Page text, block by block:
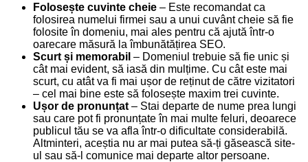
Folosește cuvinte cheie – Este recomandat ca
folosirea numelui firmei sau a unui cuvânt cheie să fie
folosite în domeniu, mai ales pentru că ajută într-o
oarecare măsură la îmbunătățirea SEO.
Scurt și memorabil – Domeniul trebuie să fie unic și
cât mai evident, să iasă din mulțime. Cu cât este mai
scurt, cu atât va fi mai ușor de reținut de către vizitatori
– cel mai bine este să folosește maxim trei cuvinte.
Ușor de pronunțat – Stai departe de nume prea lungi
sau care pot fi pronunțate în mai multe feluri, deoarece
publicul tău se va afla într-o dificultate considerabilă.
Altminteri, aceștia nu ar mai putea să-ți găsească site-
ul sau să-l comunice mai departe altor persoane.